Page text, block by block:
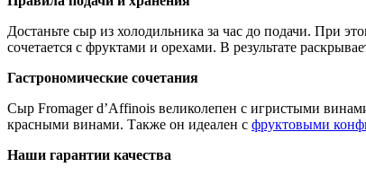
Достаньте сыр из холодильника за час до подачи. При
сочетается с фруктами и орехами. В результате
Гастрономические сочетания
Сыр Fromager d’Affinois великолепен с игристыми
красными винами. Также он идеален с фруктовыми
Наши гарантии качества